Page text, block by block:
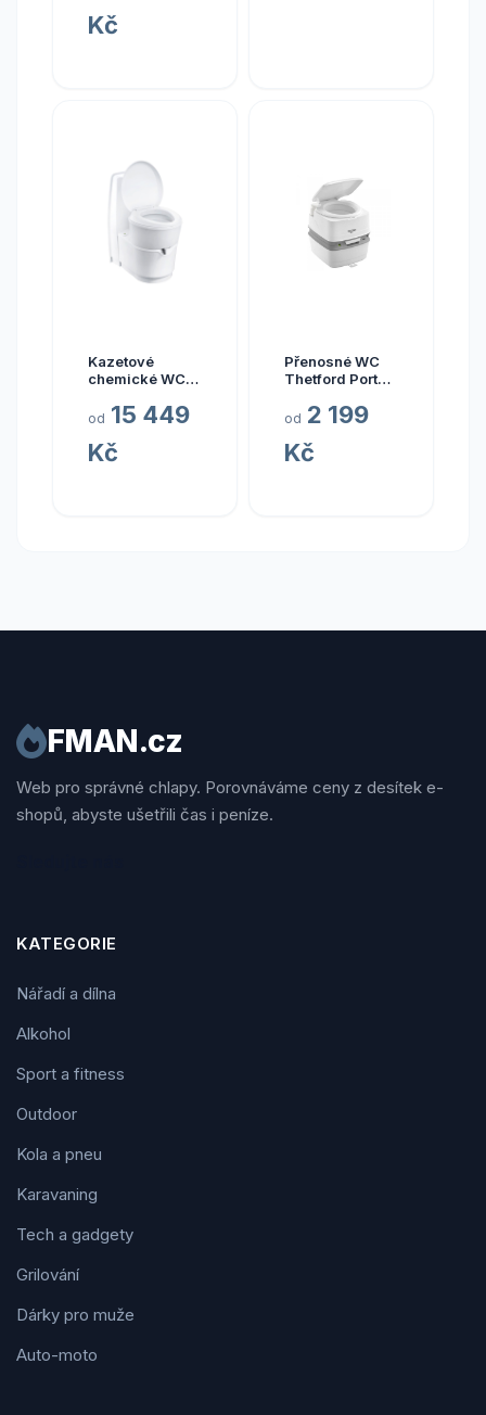
Kč
Kazetové
chemické WC
model C224-
od 15 449
Kč
Přenosné WC
Thetford Porta
model 365
od 2 199
Kč
FMAN.cz
Web pro správné chlapy. Porovnáváme ceny z desítek e-
shopů, abyste ušetřili čas i peníze.
KATEGORIE
Nářadí a dílna
Alkohol
Sport a fitness
Outdoor
Kola a pneu
Karavaning
Tech a gadgety
Grilování
Dárky pro muže
Auto-moto